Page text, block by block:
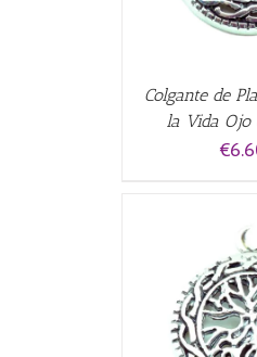
Colgante de
la Vida Ojo
€